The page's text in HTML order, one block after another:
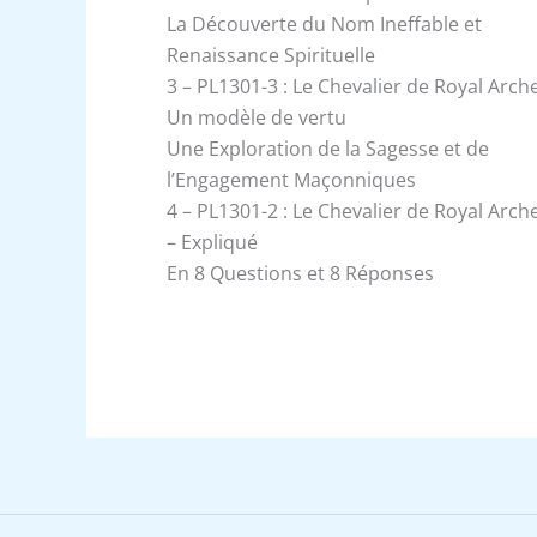
La Découverte du Nom Ineffable et
Renaissance Spirituelle
3 – PL1301-3 : Le Chevalier de Royal
Un modèle de vertu
Une Exploration de la Sagesse et de
l’Engagement Maçonniques
4 – PL1301-2 : Le Chevalier de Royal
– Expliqué
En 8 Questions et 8 Réponses